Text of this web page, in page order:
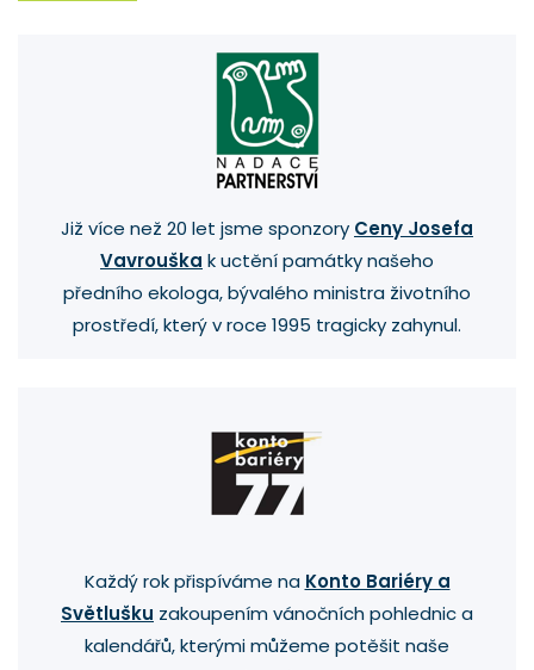
Již více než 20 let jsme sponzory Ceny Josefa
Vavrouška k uctění památky našeho
předního ekologa, bývalého ministra životního
prostředí, který v roce 1995 tragicky zahynul.
Každý rok přispíváme na Konto Bariéry a
Světlušku zakoupením vánočních pohlednic a
kalendářů, kterými můžeme potěšit naše